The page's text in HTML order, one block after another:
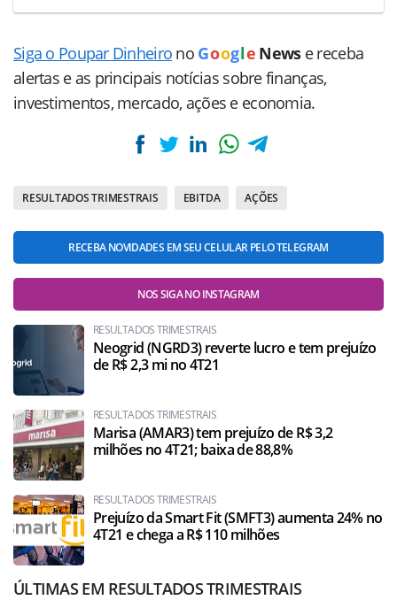
Siga o Poupar Dinheiro no Goog le News e receba
alertas e as principais notícias sobre finanças,
investimentos, mercado, ações e economia.
RESULTADOS TRIMESTRAIS EBITDA AÇÕES
RECEBA NOVIDADES EM SEU CELULAR PELO TELEGRAM
NOS SIGA NO INSTAGRAM
RESULTADOS TRIMESTRAIS
Neogrid (NGRD3) reverte lucro e tem prejuízo
de R$ 2,3 mi no 4T21
RESULTADOS TRIMESTRAIS
Marisa (AMAR3) tem prejuízo de R$ 3,2
milhões no 4T21; baixa de 88,8%
RESULTADOS TRIMESTRAIS
Prejuízo da Smart Fit (SMFT3) aumenta 24% no
4T21 e chega a R$ 110 milhões
ÚLTIMAS EM RESULTADOS TRIMESTRAIS